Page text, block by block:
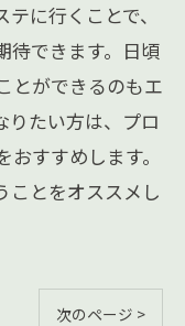
に行くことで、
待できます。日頃
とができるのもエ
りたい方は、プロ
すすめします。
ことをオススメし
次のページ >